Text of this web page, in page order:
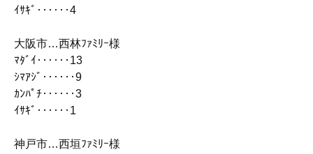
ｲｻｷﾞ‥‥‥4
大阪市…西林ﾌｧﾐﾘｰ様
ﾏﾀﾞｲ‥‥‥13
ｼﾏｱｼﾞ‥‥‥9
ｶﾝﾊﾟﾁ‥‥‥3
ｲｻｷﾞ‥‥‥1
神戸市…西垣ﾌｧﾐﾘｰ様